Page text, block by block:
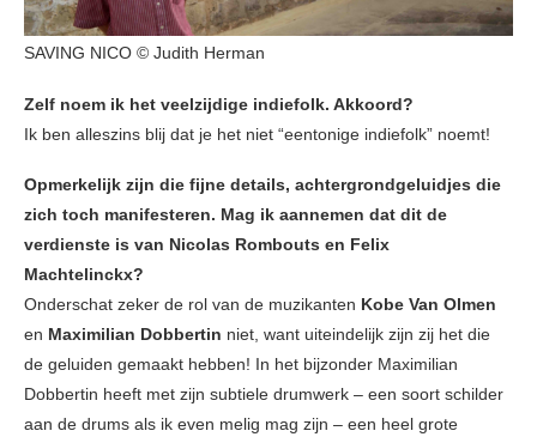
SAVING NICO © Judith Herman
Zelf noem ik het veelzijdige indiefolk. Akkoord?
Ik ben alleszins blij dat je het niet “eentonige indiefolk” noemt!
Opmerkelijk zijn die fijne details, achtergrondgeluidjes die
zich toch manifesteren. Mag ik aannemen dat dit de
verdienste is van Nicolas Rombouts en Felix
Machtelinckx?
Onderschat zeker de rol van de muzikanten Kobe Van Olmen
en Maximilian Dobbertin niet, want uiteindelijk zijn zij het die
de geluiden gemaakt hebben! In het bijzonder Maximilian
Dobbertin heeft met zijn subtiele drumwerk – een soort schilder
aan de drums als ik even melig mag zijn – een heel grote